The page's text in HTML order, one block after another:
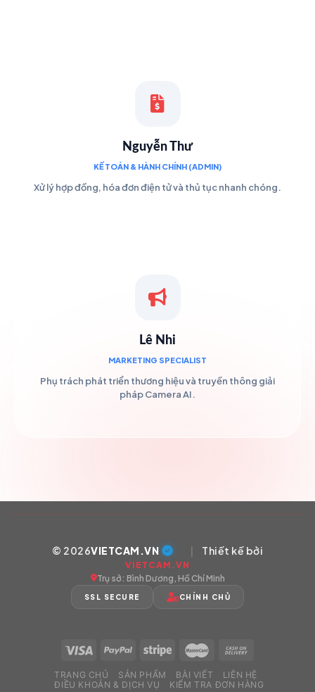
Nguyễn Thư
KẾ TOÁN & HÀNH CHÍNH (ADMIN)
Xử lý hợp đồng, hóa đơn điện tử và thủ tục nhanh chóng.
Lê Nhi
MARKETING SPECIALIST
Phụ trách phát triển thương hiệu và truyền thông giải
pháp Camera AI.
© 2026VIETCAM.VN | Thiết kế bởi
VIETCAM.VN
Trụ sở: Bình Dương, Hồ Chí Minh
SSL SECURE CHÍNH CHỦ
TRANG CHỦ SẢN PHẨM BÀI VIẾT
LIÊN HỆ
ĐIỀU KHOẢN & DỊCH VỤ
KIỂM TRA ĐƠN HÀNG